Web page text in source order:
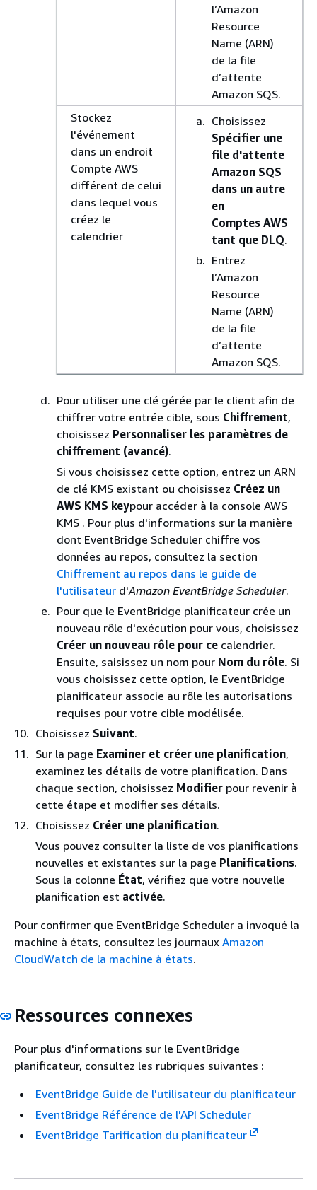
l’Amazon
Resource
Name (ARN)
de la file
d’attente
Amazon SQS.
Stockez
l'événement
dans un endroit
Compte AWS
différent de celui
dans lequel vous
créez le
calendrier
Choisissez
Spécifier une
file d'attente
Amazon SQS
dans un autre
en
Comptes AWS
tant que DLQ.
Entrez
l’Amazon
Resource
Name (ARN)
de la file
d’attente
Amazon SQS.
Pour utiliser une clé gérée par le client afin de
chiffrer votre entrée cible, sous Chiffrement,
choisissez Personnaliser les paramètres de
chiffrement (avancé).
Si vous choisissez cette option, entrez un ARN
de clé KMS existant ou choisissez Créez un
AWS KMS keypour accéder à la console AWS
KMS . Pour plus d'informations sur la manière
dont EventBridge Scheduler chiffre vos
données au repos, consultez la section
Chiffrement au repos dans le guide de
l'utilisateur d'Amazon EventBridge Scheduler.
Pour que le EventBridge planificateur crée un
nouveau rôle d'exécution pour vous, choisissez
Créer un nouveau rôle pour ce calendrier.
Ensuite, saisissez un nom pour Nom du rôle. Si
vous choisissez cette option, le EventBridge
planificateur associe au rôle les autorisations
requises pour votre cible modélisée.
Choisissez Suivant.
Sur la page Examiner et créer une planification,
examinez les détails de votre planification. Dans
chaque section, choisissez Modifier pour revenir à
cette étape et modifier ses détails.
Choisissez Créer une planification.
Vous pouvez consulter la liste de vos planifications
nouvelles et existantes sur la page Planifications.
Sous la colonne État, vérifiez que votre nouvelle
planification est activée.
Pour confirmer que EventBridge Scheduler a invoqué la
machine à états, consultez les journaux Amazon
CloudWatch de la machine à états.
Ressources connexes
Pour plus d'informations sur le EventBridge
planificateur, consultez les rubriques suivantes :
EventBridge Guide de l'utilisateur du planificateur
EventBridge Référence de l'API Scheduler
EventBridge Tarification du planificateur